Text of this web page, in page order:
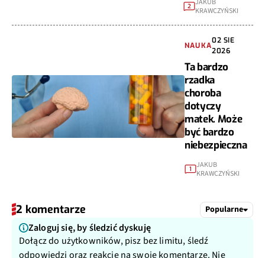
2
KRAWCZYŃSKI
NAUKA
02 SIE
2026
Ta bardzo
rzadka
choroba
dotyczy
matek. Może
być bardzo
niebezpieczna
1
JAKUB
KRAWCZYŃSKI
2 komentarze Popularne
Zaloguj się, by śledzić dyskuję
Dołącz do użytkowników, pisz bez limitu, śledź
odpowiedzi oraz reakcje na swoje komentarze. Nie